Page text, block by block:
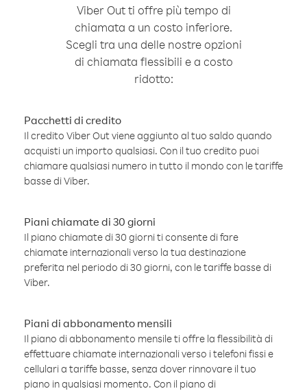
Viber Out ti offre più tempo di
chiamata a un costo inferiore.
Scegli tra una delle nostre opzioni
di chiamata flessibili e a costo
ridotto:
Pacchetti di credito
Il credito Viber Out viene aggiunto al tuo saldo quando
acquisti un importo qualsiasi. Con il tuo credito puoi
chiamare qualsiasi numero in tutto il mondo con le tariffe
basse di Viber.
Piani chiamate di 30 giorni
Il piano chiamate di 30 giorni ti consente di fare
chiamate internazionali verso la tua destinazione
preferita nel periodo di 30 giorni, con le tariffe basse di
Viber.
Piani di abbonamento mensili
Il piano di abbonamento mensile ti offre la flessibilità di
effettuare chiamate internazionali verso i telefoni fissi e
cellulari a tariffe basse, senza dover rinnovare il tuo
piano in qualsiasi momento. Con il piano di